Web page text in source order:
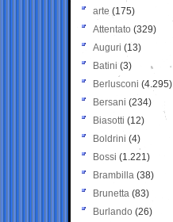
arte (175)
Attentato (329)
Auguri (13)
Batini (3)
Berlusconi (4.295)
Bersani (234)
Biasotti (12)
Boldrini (4)
Bossi (1.221)
Brambilla (38)
Brunetta (83)
Burlando (26)